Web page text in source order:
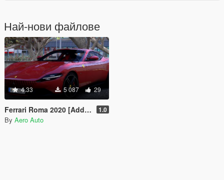
Най-нови файлове
4.33 5 087 29
Ferrari Roma 2020 [Add-On / FiveM / AltV | Extras] 1.0
By Aero Auto